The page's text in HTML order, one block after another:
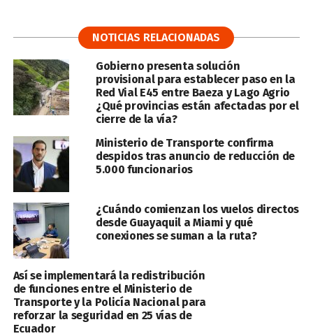
NOTICIAS RELACIONADAS
Gobierno presenta solución
provisional para establecer paso en la
Red Vial E45 entre Baeza y Lago Agrio
¿Qué provincias están afectadas por el
cierre de la vía?
Ministerio de Transporte confirma
despidos tras anuncio de reducción de
5.000 funcionarios
¿Cuándo comienzan los vuelos directos
desde Guayaquil a Miami y qué
conexiones se suman a la ruta?
Así se implementará la redistribución
de funciones entre el Ministerio de
Transporte y la Policía Nacional para
reforzar la seguridad en 25 vías de
Ecuador